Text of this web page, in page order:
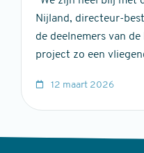
Nijland, directeur-
de deelnemers van
project zo een
12 maart 2026